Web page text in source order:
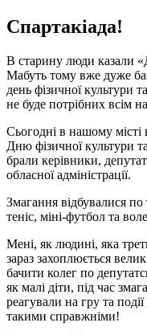
Спартакіада!
В старину люди казали
Мабуть тому вже дуже
день фізичної культури
не буде потрібних всім
Сьогодні в нашому місті
Дню фізичної культури
брали керівники,
обласної адміністрації.
Змагання відбувалися
теніс, міні-футбол та
Мені, як людині, яка
зараз захоплюється
бачити колег по
як малі діти, під час
реагували на гру та
такими справжніми!